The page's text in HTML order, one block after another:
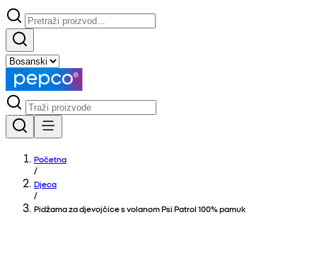
Početna
/
Djeca
/
Pidžama za djevojčice s volanom Psi Patrol 100% pamuk